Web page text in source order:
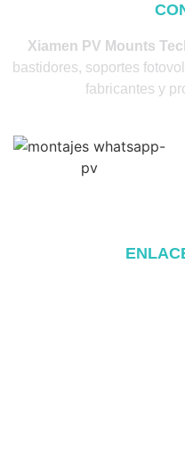
Xiamen PV Mounts
bastidores, soportes
fabricantes y